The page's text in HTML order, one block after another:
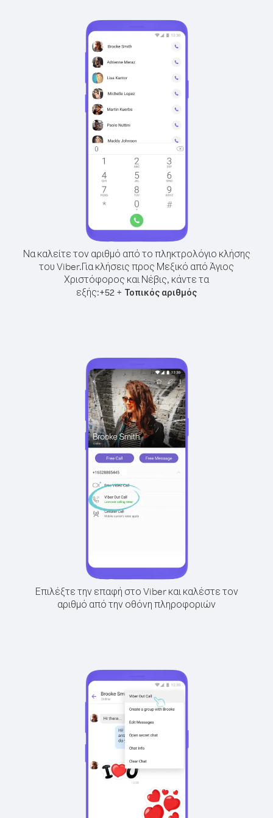
Να καλείτε τον αριθμό από το πληκτρολόγιο κλήσης
του Viber.Για κλήσεις προς Μεξικό από Άγιος
Χριστόφορος και Νέβις, κάντε τα
εξής:+52 + Τοπικός αριθμός
Επιλέξτε την επαφή στο Viber και καλέστε τον
αριθμό από την οθόνη πληροφοριών